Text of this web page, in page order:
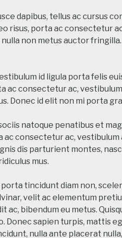
dapibus, tellus ac cursus
risus, porta ac consectetur
non metus auctor
id ligula porta felis
consectetur ac,
Donec id elit non mi porta
natoque penatibus et
ac consectetur ac,
dis parturient montes,
mus.
tincidunt diam non,
velit ac elementum
bibendum eu metus.
Donec sapien turpis, mattis
nulla ante placerat